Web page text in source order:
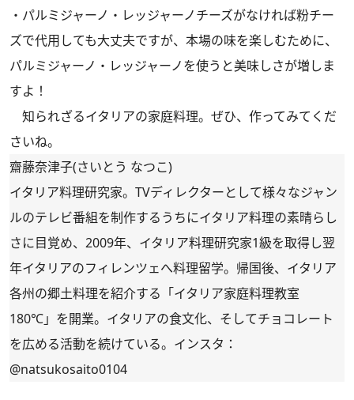
・パルミジャーノ・レッジャーノチーズがなければ粉チー
ズで代用しても大丈夫ですが、本場の味を楽しむために、
パルミジャーノ・レッジャーノを使うと美味しさが増しま
すよ！
知られざるイタリアの家庭料理。ぜひ、作ってみてくだ
さいね。
齋藤奈津子(さいとう なつこ)
イタリア料理研究家。TVディレクターとして様々なジャン
ルのテレビ番組を制作するうちにイタリア料理の素晴らし
さに目覚め、2009年、イタリア料理研究家1級を取得し翌
年イタリアのフィレンツェへ料理留学。帰国後、イタリア
各州の郷土料理を紹介する「イタリア家庭料理教室
180℃」を開業。イタリアの食文化、そしてチョコレート
を広める活動を続けている。インスタ：
@natsukosaito0104